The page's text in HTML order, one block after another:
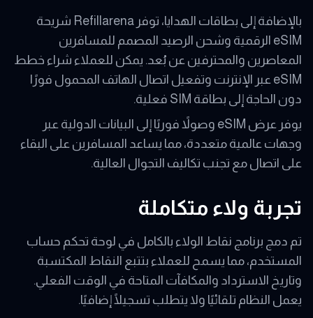
بالإضافة إلى بطاقات الهدايا، توفر Refillarena شريحة
eSIM الرقمية وشحن الرصيد المصمم للمسافرين
المعاصرين والمحترفين عن بُعد. يمكن للعملاء شراء خطط
eSIM عبر الإنترنت وتفعيل اتصال الهاتف المحمول فورًا
دون الحاجة إلى بطاقة SIM فعلية.
يوفر عرض eSIM وصولاً فوريًا إلى البيانات الدولية عبر
وجهات عالمية متعددة، مما يساعد المسافرين على البقاء
على اتصال مع تجنب تكاليف التجوال العالية.
تجربة ولاء متكاملة
تم دمج برنامج نقاط الولاء بالكامل في لوحة تحكم حساب
المستخدم، مما يسمح للعملاء بتتبع النقاط المكتسبة
وتاريخ الاسترداد والمكافآت المتاحة في الوقت الفعلي.
يعمل النظام تلقائيًا ولا يتطلب تسجيلًا إضافيًا.